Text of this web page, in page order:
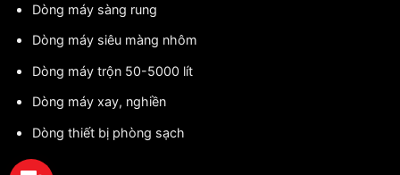
Dòng máy sàng rung
Dòng máy siêu màng nhôm
Dòng máy trộn 50-5000 lít
Dòng máy xay, nghiền
Dòng thiết bị phòng sạch